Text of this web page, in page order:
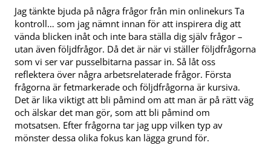
Jag tänkte bjuda på några frågor från min onlinekurs Ta
kontroll… som jag nämnt innan för att inspirera dig att
vända blicken inåt och inte bara ställa dig själv frågor –
utan även följdfrågor. Då det är när vi ställer följdfrågorna
som vi ser var pusselbitarna passar in. Så låt oss
reflektera över några arbetsrelaterade frågor. Första
frågorna är fetmarkerade och följdfrågorna är kursiva.
Det är lika viktigt att bli påmind om att man är på rätt väg
och älskar det man gör, som att bli påmind om
motsatsen. Efter frågorna tar jag upp vilken typ av
mönster dessa olika fokus kan lägga grund för.